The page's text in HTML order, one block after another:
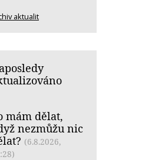
aktualit
mám dělat,
nezmůžu nic
(6.8.2026,